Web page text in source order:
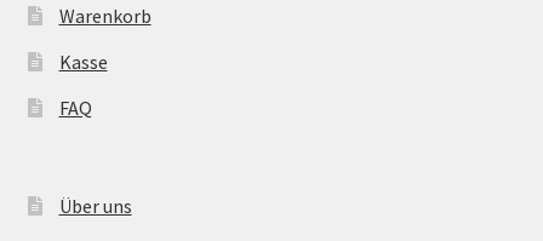
Warenkorb
Kasse
FAQ
Über uns